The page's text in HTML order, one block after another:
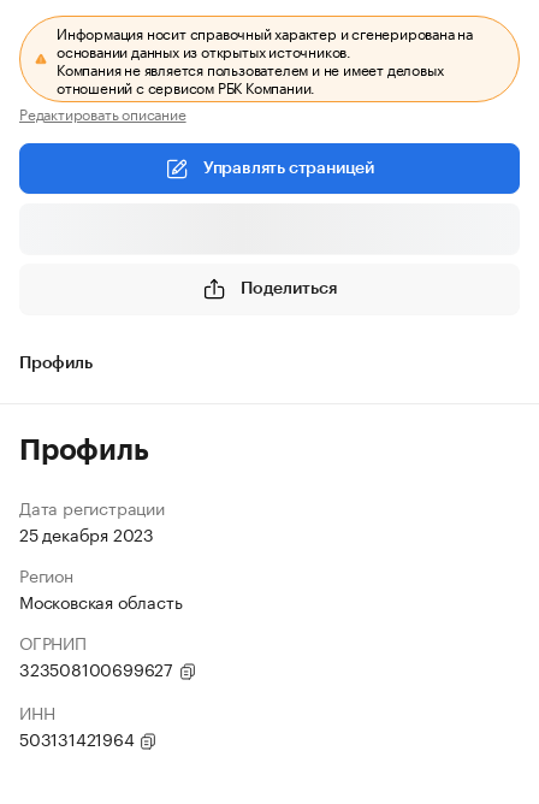
Информация носит справочный характер и сгенерирована на
основании данных из открытых источников.
Компания не является пользователем и не имеет деловых
отношений с сервисом РБК Компании.
Редактировать описание
Управлять страницей
Поделиться
Профиль
Профиль
Дата регистрации
25 декабря 2023
Регион
Московская область
ОГРНИП
323508100699627
ИНН
503131421964